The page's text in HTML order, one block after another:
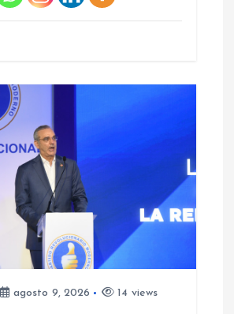
agosto 9, 2026 14 views